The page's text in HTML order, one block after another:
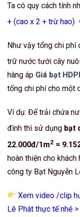
Ta có quy cách tính
+ (cao x 2 + trừ hao)
Như vậy tổng chi phí
trữ nước tưới cây
hàng áp Giá bạt
tổng chi phí cho một
Ví dụ: Để trải chứa
đình thì sử dụng bạt
22.000đ/1m2 =
hoàn thiện cho khách
công ty Bạt Nguyễn
Xem video /clip
Lê Phát thực tế nhé >